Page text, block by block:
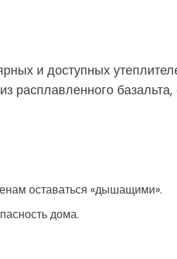
и доступных
расплавленного
оставаться «дышащими».
дома.